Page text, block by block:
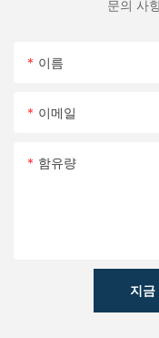
문의 사
이름
이메일
함유량
지금